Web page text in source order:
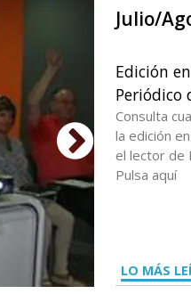
Julio/
Edición
Periódico
Consulta
la edición
el lector de
Pulsa aquí
LO MÁS